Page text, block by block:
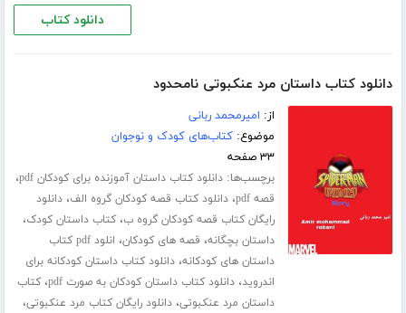
دانلود کتاب
دانلود کتاب داستان مرد عنکبوتی نامحدود
از: امیرمحمد ربانی
موضوع:کتاب‌های کودک و نوجوان
۳۳ صفحه
برچسب‌ها:دانلود کتاب داستان آموزنده برای کودکان pdf ،
قصه pdf ،دانلود کتاب قصه کودکان گروه الف،دانلود
رایگان کتاب قصه کودکان گروه ب،کتاب داستان کودک،
داستان بچگانه، قصه های کودکان،
انلود pdf کتاب
داستان های کودکانه،دانلود کتاب داستان کودکانه برای
اندروید،دانلود کتاب داستان کودکان به صورت pdf ،کتاب
داستان مرد عنکبوتی،دانلود رایگان کتاب مرد عنکبوتی،